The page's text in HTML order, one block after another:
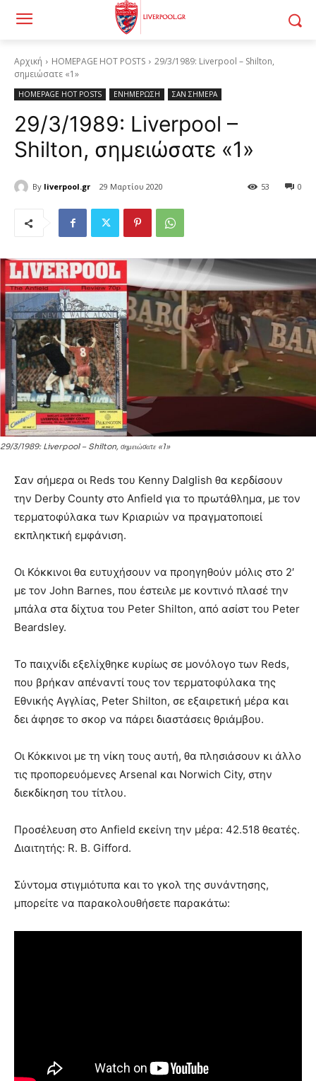
Αρχική HOMEPAGE HOT POSTS
29/3/1989: Liverpool – Shilton,
σημειώσατε «1»
HOMEPAGE HOT POSTS ΕΝΗΜΕΡΩΣΗ ΣΑΝ ΣΗΜΕΡΑ
29/3/1989: Liverpool –
Shilton, σημειώσατε «1»
By liverpool.gr 29 Μαρτίου 2020 0
53
29/3/1989: Liverpool – Shilton, σημειώσατε «1»
Σαν σήμερα οι Reds του Kenny Dalglish θα κερδίσουν
την Derby County στο Anfield για το πρωτάθλημα, με τον
τερματοφύλακα των Κριαριών να πραγματοποιεί
εκπληκτική εμφάνιση.
Οι Κόκκινοι θα ευτυχήσουν να προηγηθούν μόλις στο 2′
με τον John Barnes, που έστειλε με κοντινό πλασέ την
μπάλα στα δίχτυα του Peter Shilton, από ασίστ του Peter
Beardsley.
Το παιχνίδι εξελίχθηκε κυρίως σε μονόλογο των Reds,
που βρήκαν απέναντί τους τον τερματοφύλακα της
Εθνικής Αγγλίας, Peter Shilton, σε εξαιρετική μέρα και
δει άφησε το σκορ να πάρει διαστάσεις θριάμβου.
Οι Κόκκινοι με τη νίκη τους αυτή, θα πλησιάσουν κι άλλο
τις προπορευόμενες Arsenal και Norwich City, στην
διεκδίκηση του τίτλου.
Προσέλευση στο Anfield εκείνη την μέρα: 42.518 θεατές.
Διαιτητής: R. B. Gifford.
Σύντομα στιγμιότυπα και το γκολ της συνάντησης,
μπορείτε να παρακολουθήσετε παρακάτω: